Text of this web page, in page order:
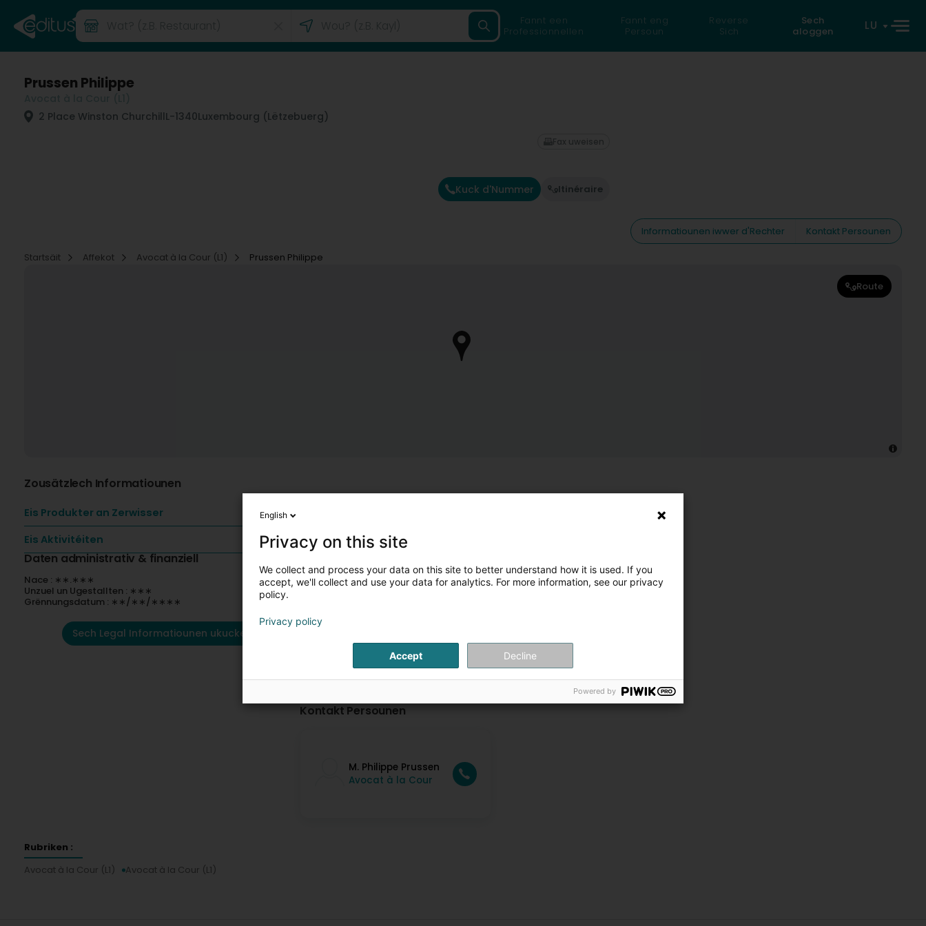
Fannt een
Professionnellen
Fannt eng
Persoun
Reverse
Sich
Sech
aloggen
LU
Prussen Philippe
2 Place Winston ChurchillL-1340Luxembourg (Lëtzebuerg)
Kuck d'Nummer Itinéraire
Fax uweisen
Informatiounen iwwer d'Rechter
Kontakt Persounen
Startsäit
Affekot Avocat à la Cour (L1) Prussen Philippe
Route
Zousätzlech Informatiounen
Eis Produkter an Zerwisser
Eis Aktivitéiten
Daten administrativ & finanziell
Nace : ∗∗.∗∗∗
Unzuel un Ugestallten : ∗∗∗
Grënnungsdatum : ∗∗/∗∗/∗∗∗∗
Sech Legal Informatiounen ukucken
Kontakt Persounen
M. Philippe Prussen
Avocat à la Cour
Rubriken :
Avocat à la Cour (L1)
Avocat à la Cour (L1)
English
Privacy on this site
We collect and process your data on this site to better understand how it is used. If you
accept, we'll collect and use your data for analytics. For more information, see our privacy
policy.
Privacy policy
Accept Decline
Powered by